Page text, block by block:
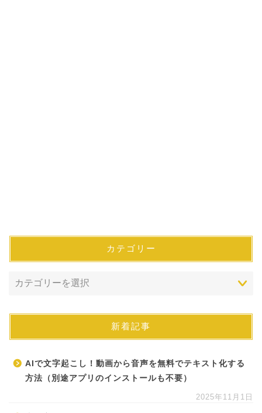
カテゴリー
新着記事
AIで文字起こし！動画から音声を無料でテキスト化する
方法（別途アプリのインストールも不要）
2025年11月1日